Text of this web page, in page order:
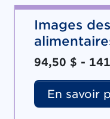
Images
94,50 $ -
En savoir